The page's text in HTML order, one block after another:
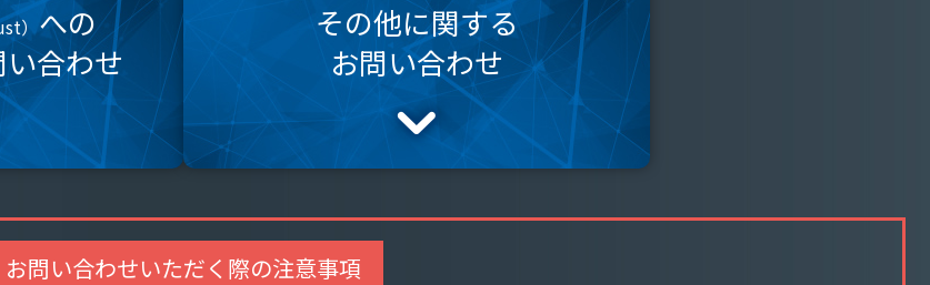
）への
合わせ
その他に関する
お問い合わせ
お問い合わせいただく際の注意事項